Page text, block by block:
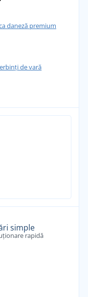
daneză premium
de vară
simple
rapidă